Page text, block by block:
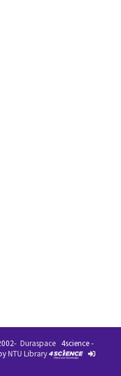
Duraspace 4science -
NTU Library